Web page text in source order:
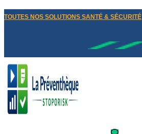
TOUTES NOS SOLUTIONS SANTÉ & SÉCURITÉ